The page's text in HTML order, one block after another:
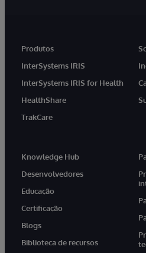
Produtos
InterSystems IRIS
InterSystems IRIS for Health
HealthShare
TrakCare
Knowledge Hub
Desenvolvedores
Educação
Certificação
Blogs
Biblioteca de recursos